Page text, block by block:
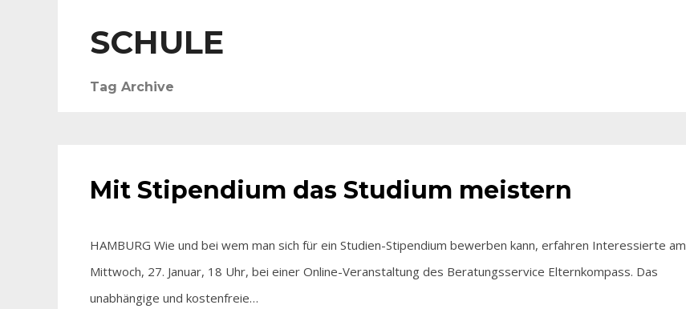
SCHULE
Tag Archive
Mit Stipendium das Studium meistern
HAMBURG Wie und bei wem man sich für ein Studien-Stipendium bewerben kann, erfahren Interessierte am
Mittwoch, 27. Januar, 18 Uhr, bei einer Online-Veranstaltung des Beratungsservice Elternkompass. Das
unabhängige und kostenfreie…